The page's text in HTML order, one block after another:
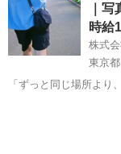
｜
時給
株式
東京
「ずっと同じ場所より